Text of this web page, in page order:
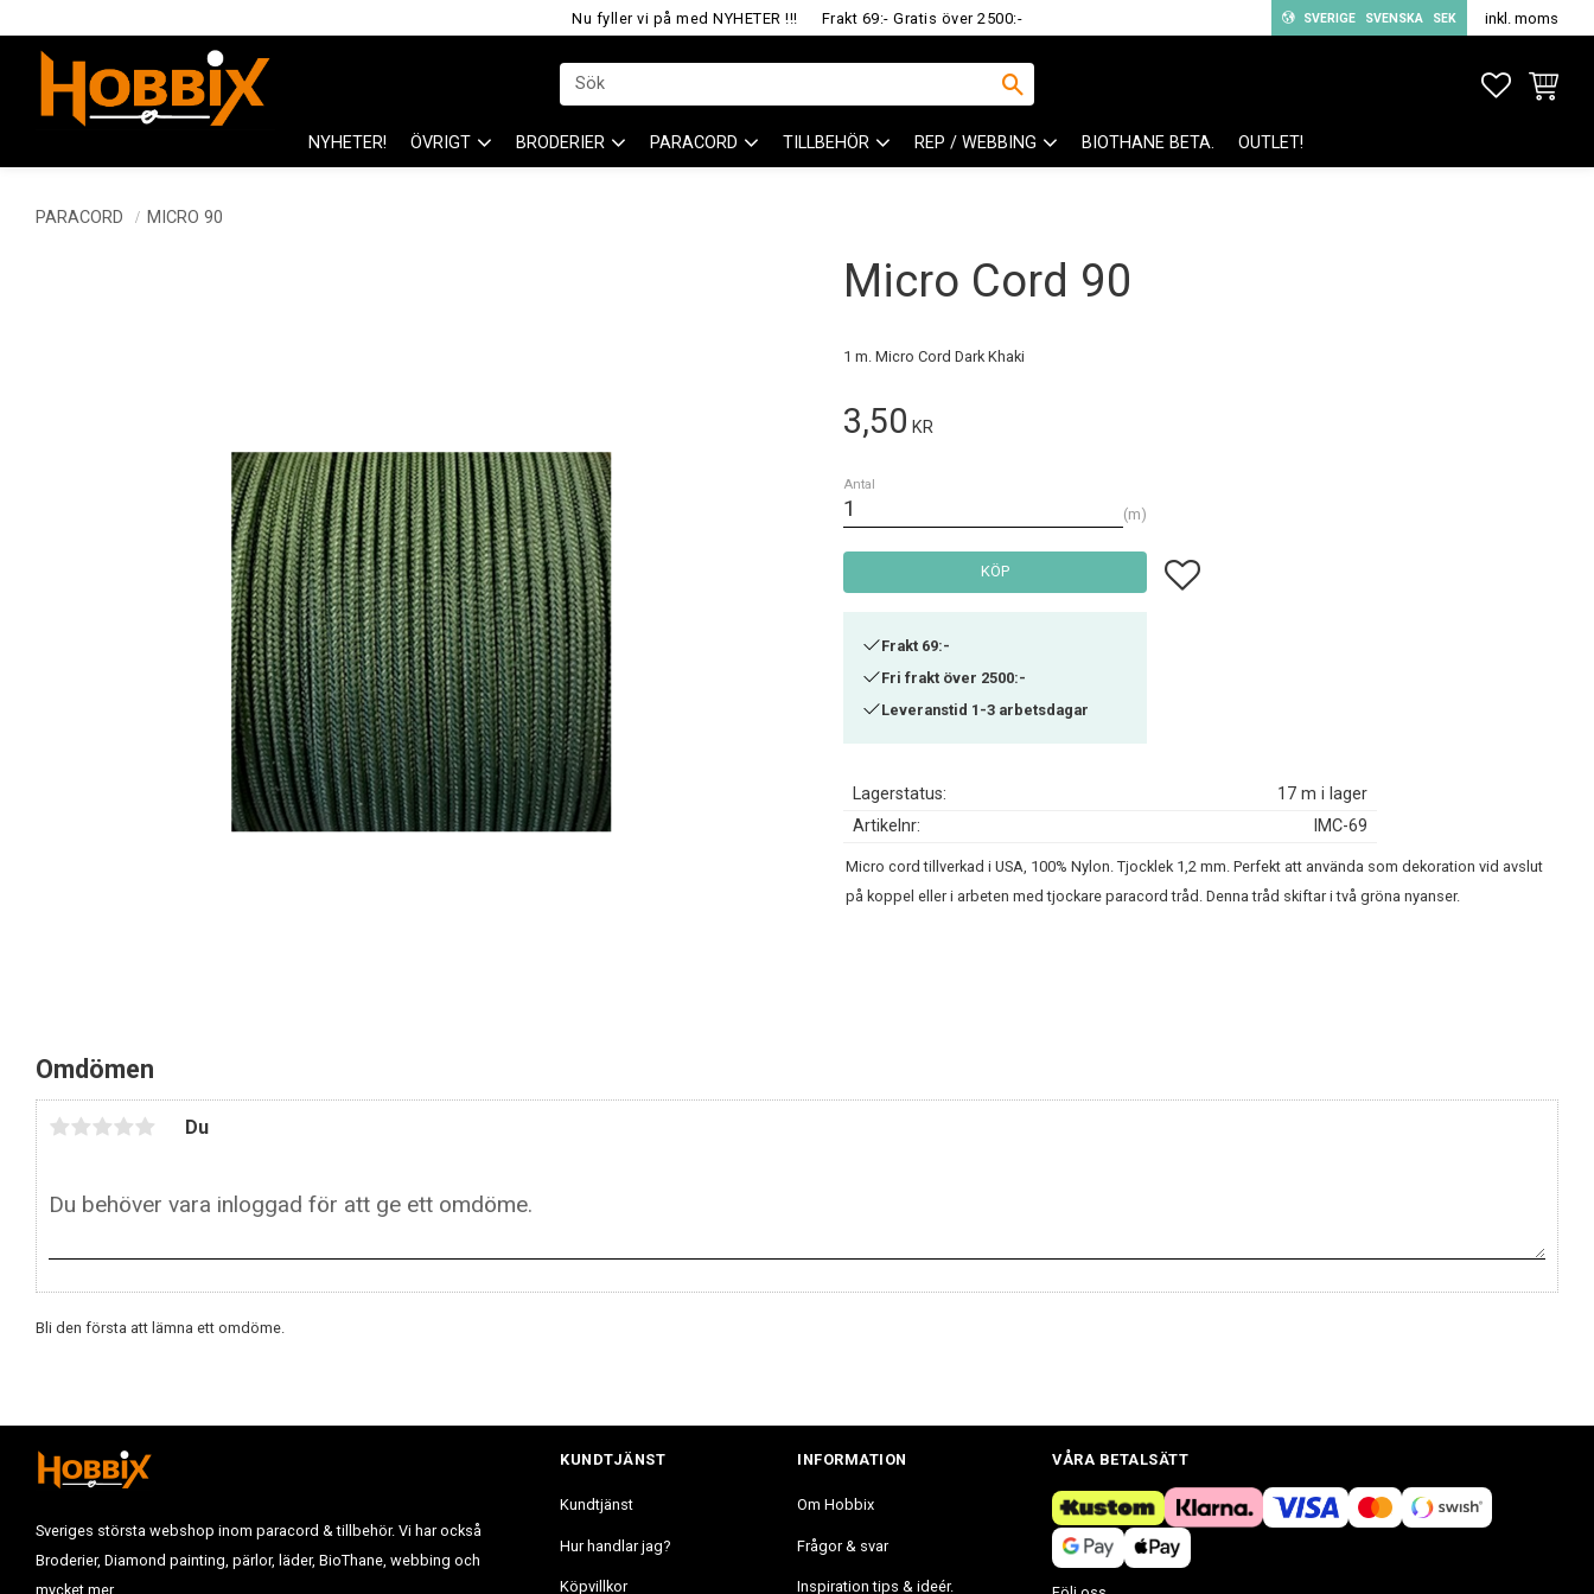
Nu fyller vi på med NYHETER !!! Frakt 69:- Gratis över 2500:- SVERIGE SVENSKA SEK inkl. moms
NYHETER! ÖVRIGT BRODERIER PARACORD TILLBEHÖR REP / WEBBING BIOTHANE BETA. OUTLET!
PARACORD MICRO 90
Micro Cord 90
1 m. Micro Cord Dark Khaki
3,50 KR
Antal
m
KÖP Lägg till i favoriter
Frakt 69:-
Fri frakt över 2500:-
Leveranstid 1-3 arbetsdagar
Lagerstatus
17 m i lager
Artikelnr
IMC-69
Micro cord tillverkad i USA, 100% Nylon. Tjocklek 1,2 mm. Perfekt att använda som dekoration vid avslut
på koppel eller i arbeten med tjockare paracord tråd. Denna tråd skiftar i två gröna nyanser.
Omdömen
Du
Bli den första att lämna ett omdöme.
Sveriges största webshop inom paracord & tillbehör. Vi har också
Broderier, Diamond painting, pärlor, läder, BioThane, webbing och
mycket mer.
KUNDTJÄNST
Kundtjänst
Hur handlar jag?
Köpvillkor
INFORMATION
Om Hobbix
Frågor & svar
Inspiration tips & ideér.
VÅRA BETALSÄTT